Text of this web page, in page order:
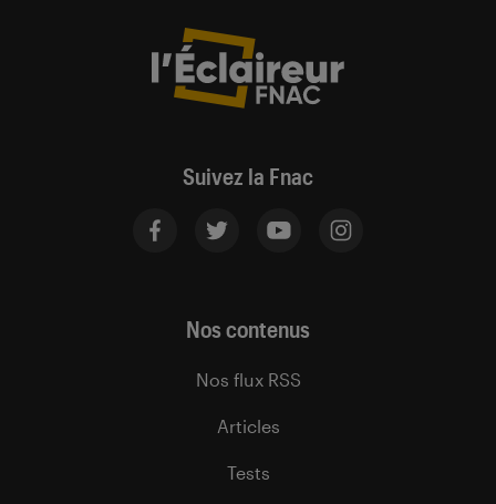
Suivez la Fnac
Nos contenus
Nos flux RSS
Articles
Tests